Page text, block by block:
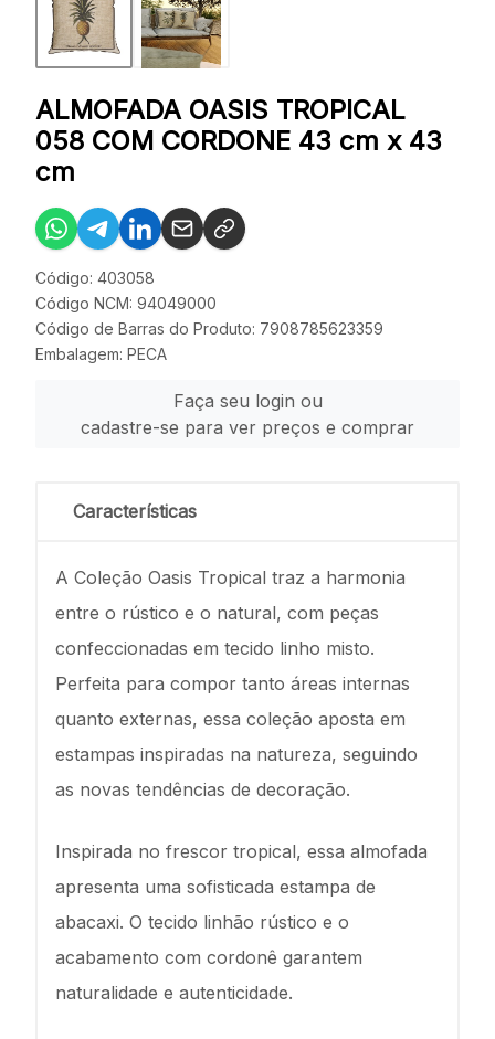
ALMOFADA OASIS TROPICAL
058 COM CORDONE 43 cm x 43
cm
Código: 403058
Código NCM: 94049000
Código de Barras do Produto: 7908785623359
Embalagem: PECA
Faça seu login ou
cadastre-se para ver preços e comprar
Características
A Coleção Oasis Tropical traz a harmonia
entre o rústico e o natural, com peças
confeccionadas em tecido linho misto.
Perfeita para compor tanto áreas internas
quanto externas, essa coleção aposta em
estampas inspiradas na natureza, seguindo
as novas tendências de decoração.
Inspirada no frescor tropical, essa almofada
apresenta uma sofisticada estampa de
abacaxi. O tecido linhão rústico e o
acabamento com cordonê garantem
naturalidade e autenticidade.